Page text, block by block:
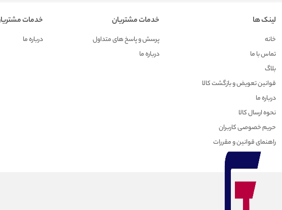
لینک ها
خانه
تماس با ما
بلاگ
قوانین تعویض و بازگشت کالا
درباره ما
نحوه ارسال کالا
حریم خصوصی کاربران
راهنمای قوانین و مقررات
خدمات مشتریان
پرسش و پاسخ های متداول
درباره ما
خدمات
درباره ما